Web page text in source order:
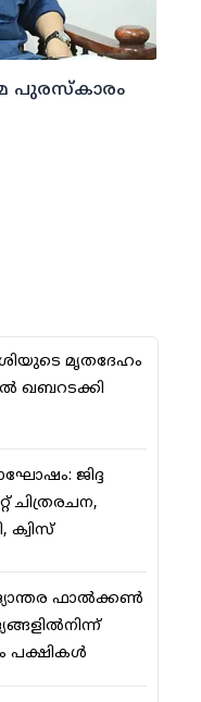
പുരസ്‌കാരം
മൃതദേഹം
ഖബറടക്കി
ജിദ്ദ
ക്വിസ്
ഫാല്‍ക്കണ്‍
പക്ഷികള്‍